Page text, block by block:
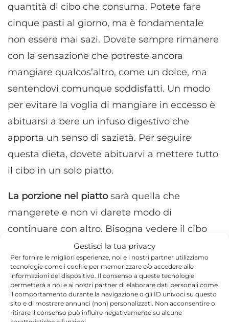
Gestisci la tua privacy
Per fornire le migliori esperienze, noi e i nostri partner utilizziamo
tecnologie come i cookie per memorizzare e/o accedere alle
informazioni del dispositivo. Il consenso a queste tecnologie
permetterà a noi e ai nostri partner di elaborare dati personali come
il comportamento durante la navigazione o gli ID univoci su questo
sito e di mostrare annunci (non) personalizzati. Non acconsentire o
ritirare il consenso può influire negativamente su alcune
quantità di cibo che consuma. Potete fare
cinque pasti al giorno, ma è fondamentale
non essere mai sazi. Dovete sempre rimanere
con la sensazione che potreste ancora
mangiare qualcos’altro, come un dolce, ma
sentendovi comunque soddisfatti. Un modo
per evitare la voglia di mangiare in eccesso è
abituarsi a bere un infuso digestivo che
apporta un senso di sazietà. Per seguire
questa dieta, dovete abituarvi a mettere tutto
il cibo in un solo piatto.
La porzione nel piattosarà quella che
mangerete e non vi darete modo di
continuare con altro. Bisogna vedere il cibo
come un modo per attenuare la fame. Se
masticate bene gli alimenti, vedrete come in
realtà il corpo non ha bisogno di grandi
quantità di cibo, bensì di digerirlo bene e di
assimilarlo meglio.Come sempre nelle